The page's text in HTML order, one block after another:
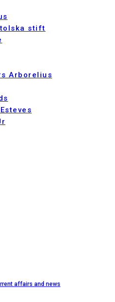
stift
Arborelius
affairs and news